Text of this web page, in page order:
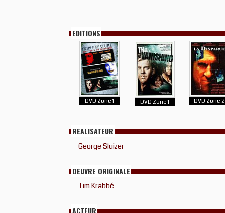
EDITIONS
DVD Zone 1 DVD Zone 1 DVD Zone 2
REALISATEUR
George Sluizer
OEUVRE ORIGINALE
Tim Krabbé
ACTEUR